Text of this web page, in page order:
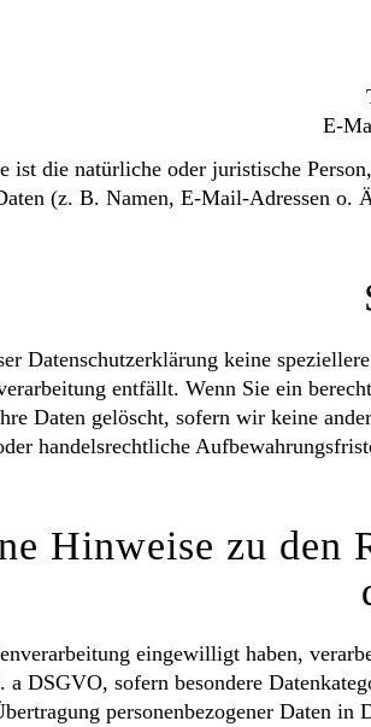
E-
ist die natürliche oder juristische
(z. B. Namen, E-Mail-Adressen o.
Datenschutzerklärung keine
entfällt. Wenn Sie ein
Daten gelöscht, sofern wir keine
handelsrechtliche
Hinweise zu den
eingewilligt haben,
DSGVO, sofern besondere
personenbezogener Daten